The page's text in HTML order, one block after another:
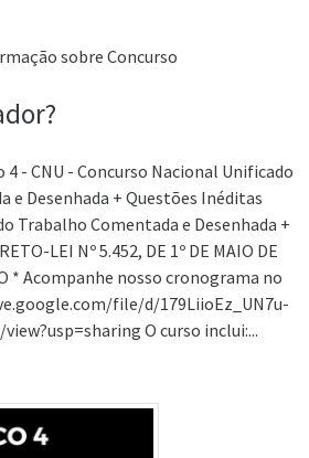
sobre Concurso
- CNU - Concurso Nacional Unificado
e Desenhada + Questões Inéditas
Trabalho Comentada e Desenhada +
LEI Nº 5.452, DE 1º DE MAIO DE
* Acompanhe nosso cronograma no
file/d/179LiioEz_UN7u-
O curso inclui:...